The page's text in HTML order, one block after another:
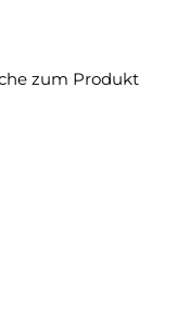
zum Produkt